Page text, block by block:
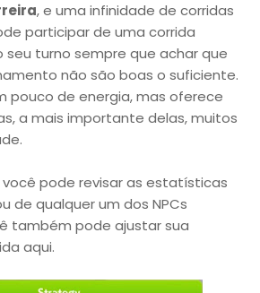
, e uma infinidade de corridas
participar de uma corrida
seu turno sempre que achar que
não são boas o suficiente.
pouco de energia, mas oferece
a mais importante delas, muitos
pode revisar as estatísticas
de qualquer um dos NPCs
também pode ajustar sua
aqui.